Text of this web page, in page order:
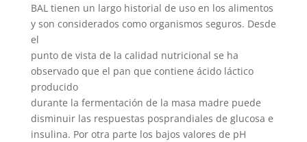
BAL tienen un largo historial de uso en los alimentos
y son considerados como organismos seguros. Desde
el
punto de vista de la calidad nutricional se ha
observado que el pan que contiene ácido láctico
producido
durante la fermentación de la masa madre puede
disminuir las respuestas posprandiales de glucosa e
insulina. Por otra parte los bajos valores de pH